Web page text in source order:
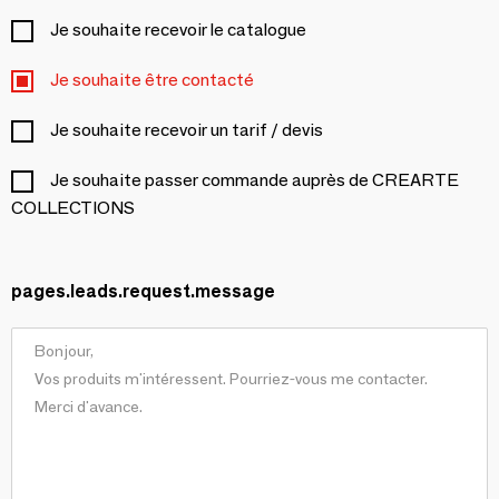
Je souhaite recevoir le catalogue
Je souhaite être contacté
Je souhaite recevoir un tarif / devis
Je souhaite passer commande auprès de CREARTE
COLLECTIONS
pages.leads.request.message